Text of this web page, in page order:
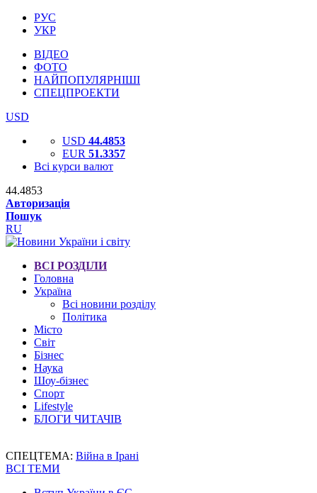
РУС
УКР
ВІДЕО
ФОТО
НАЙПОПУЛЯРНІШІ
СПЕЦПРОЕКТИ
USD
USD 44.4853
EUR 51.3357
Всі курси валют
44.4853
Авторизація
Пошук
RU
ВСІ РОЗДІЛИ
Головна
Україна
Всі новини розділу
Політика
Місто
Світ
Бізнес
Наука
Шоу-бізнес
Спорт
Lifestyle
БЛОГИ ЧИТАЧІВ
СПЕЦТЕМА: Війна в Ірані
ВСІ ТЕМИ